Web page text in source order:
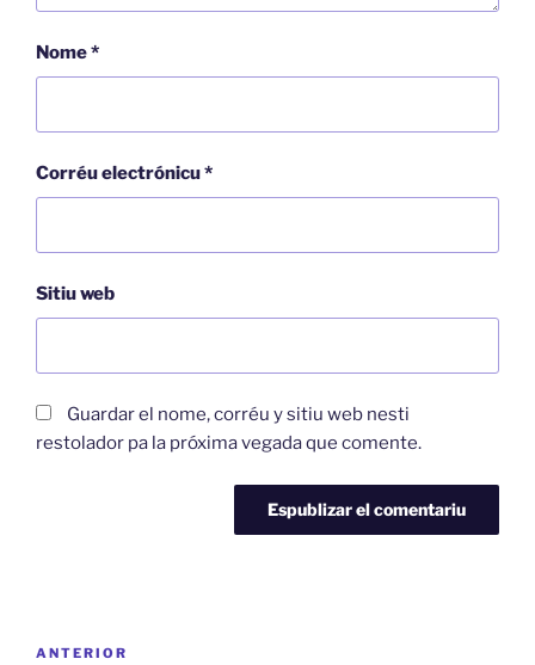
Nome*
Corréu electrónicu*
Sitiu web
Guardar el nome, corréu y sitiu web nesti
restolador pa la próxima vegada que comente.
Navegación
Artículu
ANTERIOR